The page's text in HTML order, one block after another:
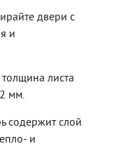
двери с
и
листа
мм.
содержит слой
и